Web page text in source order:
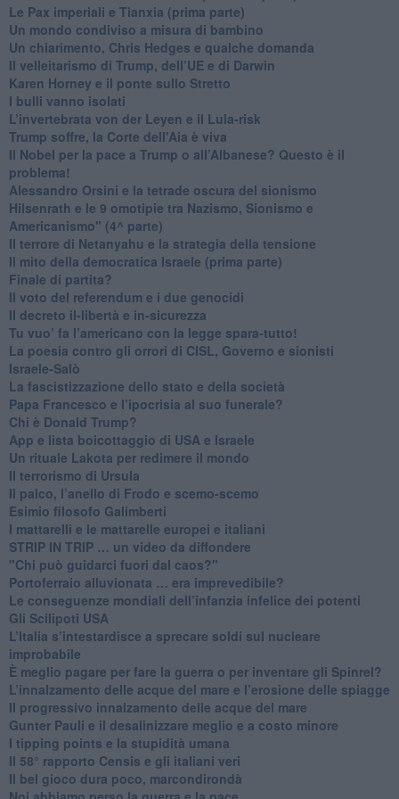
Le Pax imperiali e Tianxia (prima parte)
Un mondo condiviso a misura di bambino
​Un chiarimento, Chris Hedges e qualche domanda
Il velleitarismo di Trump, dell’UE e di Darwin
​Karen Horney e il ponte sullo Stretto
​I bulli vanno isolati
L’invertebrata von der Leyen e il Lula-risk
Trump soffre, la Corte dell'Aia è viva
​Il Nobel per la pace a Trump o all’Albanese? Questo è il
problema!
​Alessandro Orsini e la tetrade oscura del sionismo
​Hilsenrath e le 9 omotipie tra Nazismo, Sionismo e
Americanismo" (4^ parte)
​Il terrore di Netanyahu e la strategia della tensione
Il mito della democratica Israele (prima parte)
​Finale di partita?
​Il voto del referendum e i due genocidi
Il decreto il-libertà e in-sicurezza
Tu vuo’ fa l’americano con la legge spara-tutto!
La poesia contro gli orrori di CISL, Governo e sionisti
Israele-Salò
​La fascistizzazione dello stato e della società
Papa Francesco e l’ipocrisia al suo funerale?
​Chi è Donald Trump?
App e lista boicottaggio di USA e Israele
​Un rituale Lakota per redimere il mondo
Il terrorismo di Ursula
​Il palco, l’anello di Frodo e scemo-scemo
Esimio filosofo Galimberti
​I mattarelli e le mattarelle europei e italiani
​STRIP IN TRIP … un video da diffondere
"Chi può guidarci fuori dal caos?"
​Portoferraio alluvionata … era imprevedibile?
Le conseguenze mondiali dell’infanzia infelice dei potenti
​Gli Scilipoti USA
L’Italia s’intestardisce a sprecare soldi sul nucleare
improbabile
È meglio pagare per fare la guerra o per inventare gli Spinrel?
​L’innalzamento delle acque del mare e l’erosione delle spiagge
​Il progressivo innalzamento delle acque del mare
​Gunter Pauli e il desalinizzare meglio e a costo minore
I tipping points e la stupidità umana
​Il 58° rapporto Censis e gli italiani veri
​Il bel gioco dura poco, marcondirondà